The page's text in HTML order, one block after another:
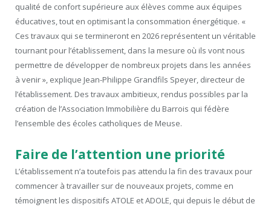
qualité de confort supérieure aux élèves comme aux équipes
éducatives, tout en optimisant la consommation énergétique. «
Ces travaux qui se termineront en 2026 représentent un véritable
tournant pour l’établissement, dans la mesure où ils vont nous
permettre de développer de nombreux projets dans les années
à venir », explique Jean-Philippe Grandfils Speyer, directeur de
l’établissement. Des travaux ambitieux, rendus possibles par la
création de l’Association Immobilière du Barrois qui fédère
l’ensemble des écoles catholiques de Meuse.
Faire de l’attention une priorité
L’établissement n’a toutefois pas attendu la fin des travaux pour
commencer à travailler sur de nouveaux projets, comme en
témoignent les dispositifs ATOLE et ADOLE, qui depuis le début de